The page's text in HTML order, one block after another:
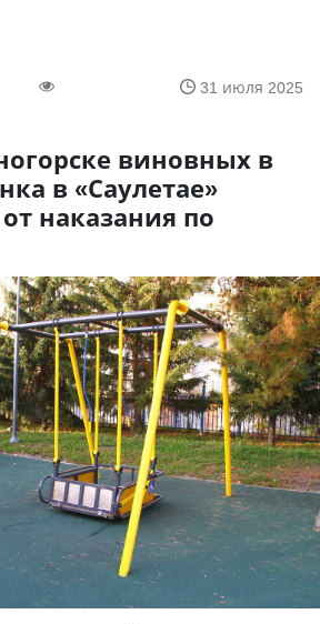
31 июля 2025
виновных в
в «Саулетае»
наказания по